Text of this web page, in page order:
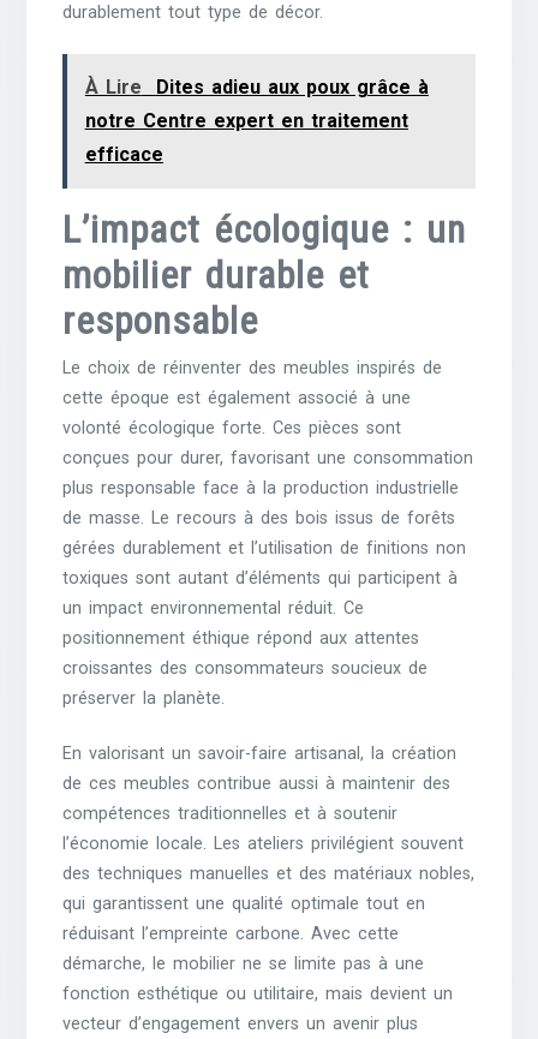
durablement tout type de décor.
À Lire
Dites adieu aux poux grâce à
notre Centre expert en traitement
efficace
L’impact écologique : un
mobilier durable et
responsable
Le choix de réinventer des meubles inspirés de
cette époque est également associé à une
volonté écologique forte. Ces pièces sont
conçues pour durer, favorisant une consommation
plus responsable face à la production industrielle
de masse. Le recours à des bois issus de forêts
gérées durablement et l’utilisation de finitions non
toxiques sont autant d’éléments qui participent à
un impact environnemental réduit. Ce
positionnement éthique répond aux attentes
croissantes des consommateurs soucieux de
préserver la planète.
En valorisant un savoir-faire artisanal, la création
de ces meubles contribue aussi à maintenir des
compétences traditionnelles et à soutenir
l’économie locale. Les ateliers privilégient souvent
des techniques manuelles et des matériaux nobles,
qui garantissent une qualité optimale tout en
réduisant l’empreinte carbone. Avec cette
démarche, le mobilier ne se limite pas à une
fonction esthétique ou utilitaire, mais devient un
vecteur d’engagement envers un avenir plus